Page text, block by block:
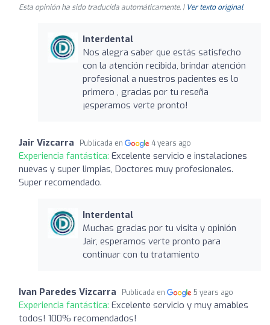
Esta opinión ha sido traducida automáticamente. | Ver texto original
Interdental
Nos alegra saber que estás satisfecho
con la atención recibida, brindar atención
profesional a nuestros pacientes es lo
primero , gracias por tu reseña
¡esperamos verte pronto!
Jair Vizcarra Publicada en 4 years ago
Experiencia fantástica: Excelente servicio e instalaciones
nuevas y super limpias, Doctores muy profesionales.
Super recomendado.
Interdental
Muchas gracias por tu visita y opinión
Jair, esperamos verte pronto para
continuar con tu tratamiento
Ivan Paredes Vizcarra Publicada en 5 years ago
Experiencia fantástica: Excelente servicio y muy amables
todos! 100% recomendados!